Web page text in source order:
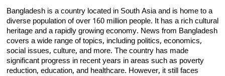
Bangladesh is a country located in South Asia and is home to a
diverse population of over 160 million people. It has a rich cultural
heritage and a rapidly growing economy. News from Bangladesh
covers a wide range of topics, including politics, economics,
social issues, culture, and more. The country has made
significant progress in recent years in areas such as poverty
reduction, education, and healthcare. However, it still faces